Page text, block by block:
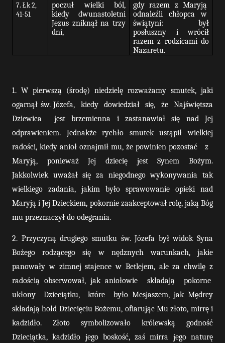
7. Łk 2,
41-51
poczuł wielki ból,
kiedy dwunastoletni
Jezus zniknął na trzy
dni,
gdy razem z Maryją
odnaleźli
chłopca
w
świątyni: był
posłuszny i wrócił
razem z rodzicami do
Nazaretu.
1. W pierwszą (środę) niedzielę rozważamy smutek, jaki
ogarnął św. Józefa,
kiedy dowiedział się, że
Najświętsza
Dziewica
jest brzemienna i zastanawiał się nad Jej
odprawieniem. Jednakże rychło smutek ustąpił wielkiej
radości, kiedy anioł oznajmił mu, że powinien pozostać
z
Maryją,
ponieważ Jej dziecię jest Synem
Bożym.
Jakkolwiek uważał się za niegodnego wykonywania tak
wielkiego zadania, jakim było sprawowanie opieki nad
Maryją i Jej Dzieckiem, pokornie zaakceptował rolę, jaką Bóg
mu przeznaczył do odegrania.
2. Przyczyną drugiego smutku św. Józefa był widok Syna
Bożego rodzącego się w nędznych warunkach, jakie
panowały w zimnej stajence w Betlejem, ale za chwilę z
radością obserwował, jak aniołowie
składają
pokorne
ukłony
Dzieciątku, które
było Mesjaszem, jak Mędrcy
składają hołd Dziecięciu Bożemu, ofiarując Mu złoto, mirrę i
kadzidło. Złoto symbolizowało królewską godność
Dzieciątka, kadzidło jego boskość, zaś mirra jego naturę